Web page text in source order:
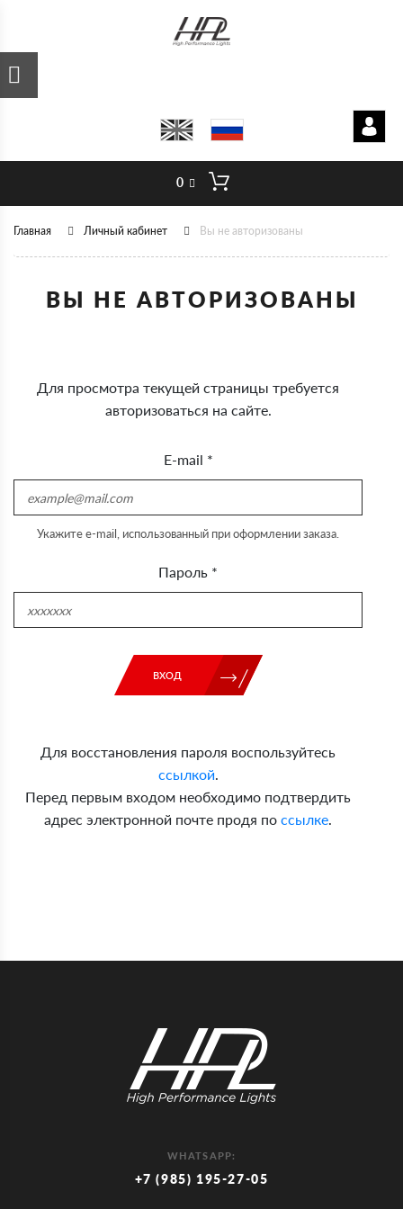
0
Главная Личный кабинет Вы не авторизованы
ВЫ НЕ АВТОРИЗОВАНЫ
Для просмотра текущей страницы требуется
авторизоваться на сайте.
E-mail *
Укажите e-mail, использованный при оформлении заказа.
Пароль *
ВХОД
Для восстановления пароля воспользуйтесь
ссылкой.
Перед первым входом необходимо подтвердить
адрес электронной почте продя по ссылке.
WHATSAPP:
+7 (985) 195-27-05